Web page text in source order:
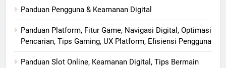
Panduan Pengguna & Keamanan Digital
Panduan Platform, Fitur Game, Navigasi Digital, Optimasi
Pencarian, Tips Gaming, UX Platform, Efisiensi Pengguna
Panduan Slot Online, Keamanan Digital, Tips Bermain